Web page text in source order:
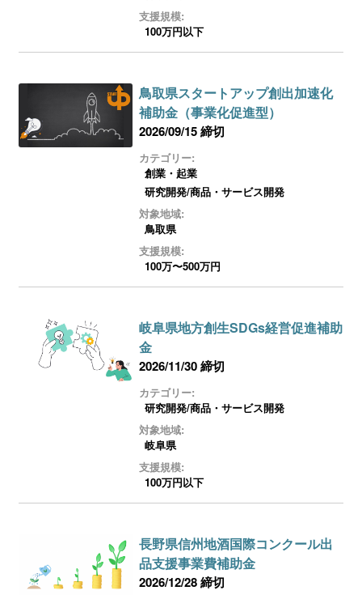
支援規模:
100万円以下
鳥取県スタートアップ創出加速化
補助金（事業化促進型）
2026/09/15 締切
カテゴリー:
創業・起業
研究開発/商品・サービス開発
対象地域:
鳥取県
支援規模:
100万〜500万円
岐阜県地方創生SDGs経営促進補助
金
2026/11/30 締切
カテゴリー:
研究開発/商品・サービス開発
対象地域:
岐阜県
支援規模:
100万円以下
長野県信州地酒国際コンクール出
品支援事業費補助金
2026/12/28 締切